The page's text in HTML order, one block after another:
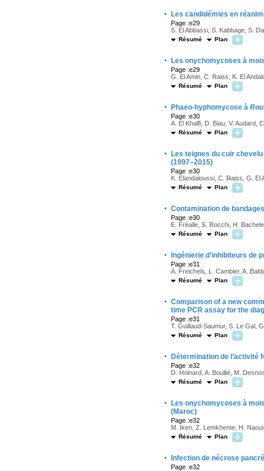
· Les candidémies en
Page :e29
S. El Abbassi, S. Kabbage, S.
Résumé Plan
· Les onychomycoses à
Page :e29
G. El Amin, C. Raiss, K. El
Résumé Plan
· Phaeo-hyphomycose à
Page :e30
A. El Khalfi, D. Biau, V. Audard,
Résumé Plan
·
Les teignes du cuir
(1997–2015)
Page :e30
K. Elandaloussi, C. Raiss, G. El
Résumé Plan
· Contamination de
Page :e30
E. Fréalle, S. Rocchi, H.
Résumé Plan
· Ingénierie d’inhibiteurs de
Page :e31
A. Freichels, L. Cambier, A.
Résumé Plan
· Comparison of a new
time PCR assay for the
Page :e31
T. Guillaud-Saumur, S. Le Gal,
Résumé Plan
· Détermination de l’activité
Page :e32
D. Hoinard, A. Boullié, M.
Résumé Plan
·
Les onychomycoses à
(Maroc)
Page :e32
M. Iken, Z. Lemkhente, H.
Résumé Plan
· Infection de nécrose
Page :e32